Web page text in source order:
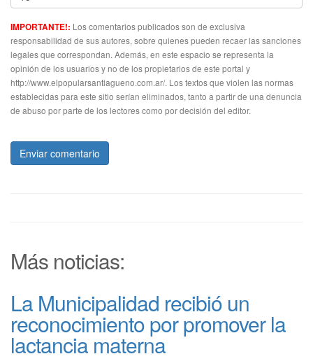
IMPORTANTE!: Los comentarios publicados son de exclusiva
responsabilidad de sus autores, sobre quienes pueden recaer las sanciones
legales que correspondan. Además, en este espacio se representa la
opinión de los usuarios y no de los propietarios de este portal y
http://www.elpopularsantiagueno.com.ar/. Los textos que violen las normas
establecidas para este sitio serían eliminados, tanto a partir de una denuncia
de abuso por parte de los lectores como por decisión del editor.
Enviar comentario
Más noticias:
La Municipalidad recibió un
reconocimiento por promover la
lactancia materna